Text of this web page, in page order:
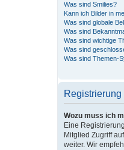
Was sind Smilies?
Kann ich Bilder in
Was sind globale
Was sind
Was sind wichtige
Was sind
Was sind Themen-
Wozu muss ich
Eine
Mitglied Zugriff
weiter. Wir